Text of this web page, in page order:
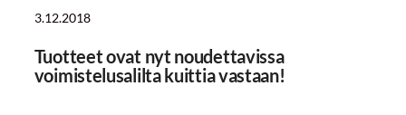
3.12.2018
Tuotteet ovat nyt noudettavissa
voimistelusalilta kuittia vastaan!